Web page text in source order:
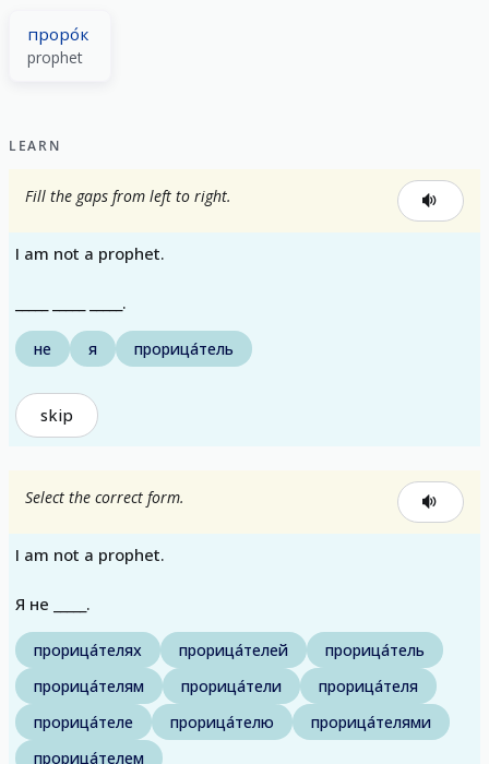
проро́к
prophet
LEARN
Fill the gaps from left to right.
I am not a prophet.
_____ _____ _____.
не я прорица́тель
skip
Select the correct form.
I am not a prophet.
Я не _____.
прорица́телях прорица́телей
прорица́тель
прорица́телям
прорица́тели
прорица́теля
прорица́теле
прорица́телю
прорица́телями
прорица́телем